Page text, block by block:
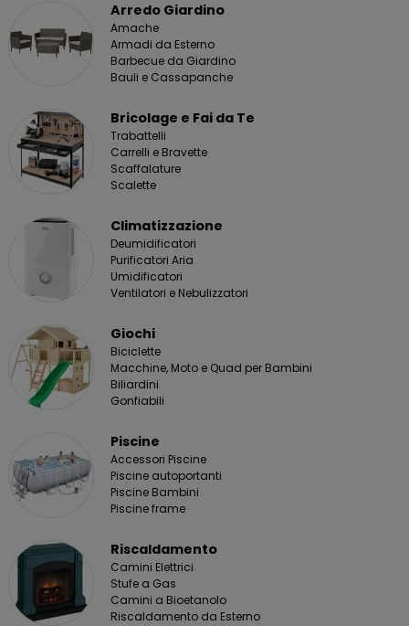
Arredo Giardino
Amache
Armadi da Esterno
Barbecue da Giardino
Bauli e Cassapanche
Bricolage e Fai da Te
Trabattelli
Carrelli e Bravette
Scaffalature
Scalette
Climatizzazione
Deumidificatori
Purificatori Aria
Umidificatori
Ventilatori e Nebulizzatori
Giochi
Biciclette
Macchine, Moto e Quad per Bambini
Biliardini
Gonfiabili
Piscine
Accessori Piscine
Piscine autoportanti
Piscine Bambini
Piscine frame
Riscaldamento
Camini Elettrici
Stufe a Gas
Camini a Bioetanolo
Riscaldamento da Esterno